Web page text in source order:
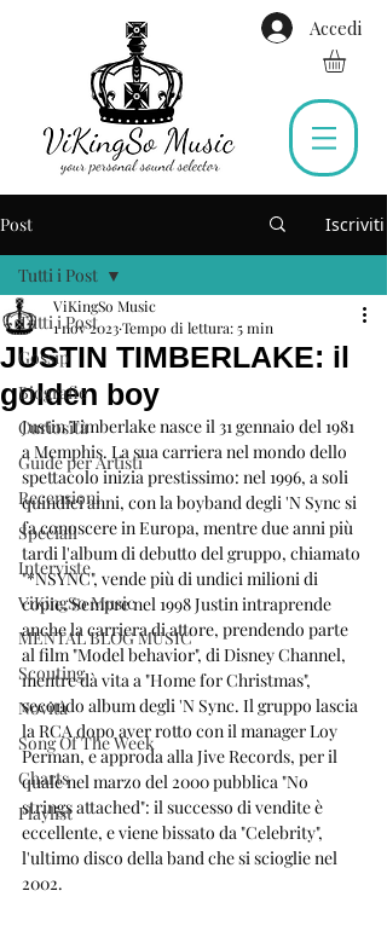
Accedi
Post Iscriviti
Tutti i Post
Gossip
Biografie
Curiosità
Guide per Artisti
Recensioni
Speciali
Interviste
ViKingSo Music
MENTAL BLOG MUSIC
Scouting
Novità
Song Of The Week
Charts
Playlist
Tutti i Post
JUSTIN TIMBERLAKE: il
golden boy
ViKingSo Music
1 nov 2023Tempo di lettura: 5 min
Justin Timberlake nasce il 31 gennaio del 1981
a Memphis. La sua carriera nel mondo dello
spettacolo inizia prestissimo: nel 1996, a soli
quindici anni, con la boyband degli 'N Sync si
fa conoscere in Europa, mentre due anni più
tardi l'album di debutto del gruppo, chiamato
"*NSYNC", vende più di undici milioni di
copie. Sempre nel 1998 Justin intraprende
anche la carriera di attore, prendendo parte
al film "Model behavior", di Disney Channel,
mentre dà vita a "Home for Christmas",
secondo album degli 'N Sync. Il gruppo lascia
la RCA dopo aver rotto con il manager Loy
Perman, e approda alla Jive Records, per il
quale nel marzo del 2000 pubblica "No
strings attached": il successo di vendite è
eccellente, e viene bissato da "Celebrity",
l'ultimo disco della band che si scioglie nel
2002.